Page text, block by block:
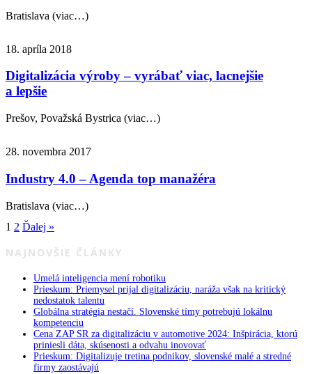
Bratislava (viac…)
18. apríla 2018
Digitalizácia výroby – vyrábať viac, lacnejšie
a lepšie
Prešov, Považská Bystrica (viac…)
28. novembra 2017
Industry 4.0 – Agenda top manažéra
Bratislava (viac…)
1 2 Ďalej »
NAJNOVŠIE ČLÁNKY
Umelá inteligencia mení robotiku
Prieskum: Priemysel prijal digitalizáciu, naráža však na kritický
nedostatok talentu
Globálna stratégia nestačí. Slovenské tímy potrebujú lokálnu
kompetenciu
Cena ZAP SR za digitalizáciu v automotive 2024: Inšpirácia, ktorú
priniesli dáta, skúsenosti a odvahu inovovať
Prieskum: Digitalizuje tretina podnikov, slovenské malé a stredné
firmy zaostávajú